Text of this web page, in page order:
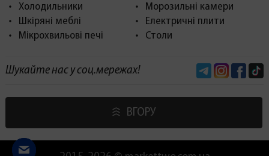
Холодильники
Шкіряні меблі
Мікрохвильові печі
Морозильні камери
Електричні плити
Столи
Шукайте нас у соц.мережах! TelegramInstagram
ВГОРУ